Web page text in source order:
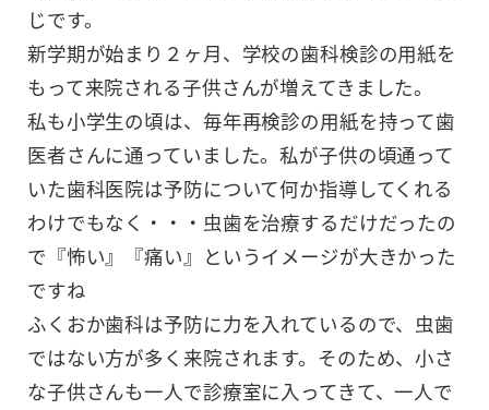
じです。
新学期が始まり２ヶ月、学校の歯科検診の用紙を
もって来院される子供さんが増えてきました。
私も小学生の頃は、毎年再検診の用紙を持って歯
医者さんに通っていました。私が子供の頃通って
いた歯科医院は予防について何か指導してくれる
わけでもなく・・・虫歯を治療するだけだったの
で『怖い』『痛い』というイメージが大きかった
ですね
ふくおか歯科は予防に力を入れているので、虫歯
ではない方が多く来院されます。そのため、小さ
な子供さんも一人で診療室に入ってきて、一人で